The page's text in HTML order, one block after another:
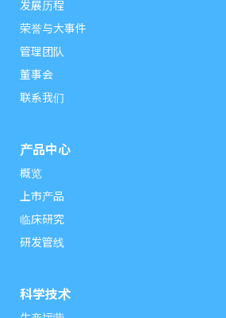
发展历程
荣誉与大事件
管理团队
董事会
联系我们
产品中心
概览
上市产品
临床研究
研发管线
科学技术